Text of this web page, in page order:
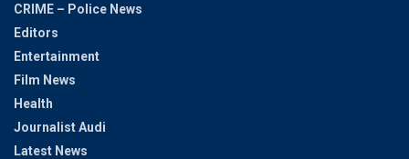
CRIME – Police News
Editors
Entertainment
Film News
Health
Journalist Audi
Latest News